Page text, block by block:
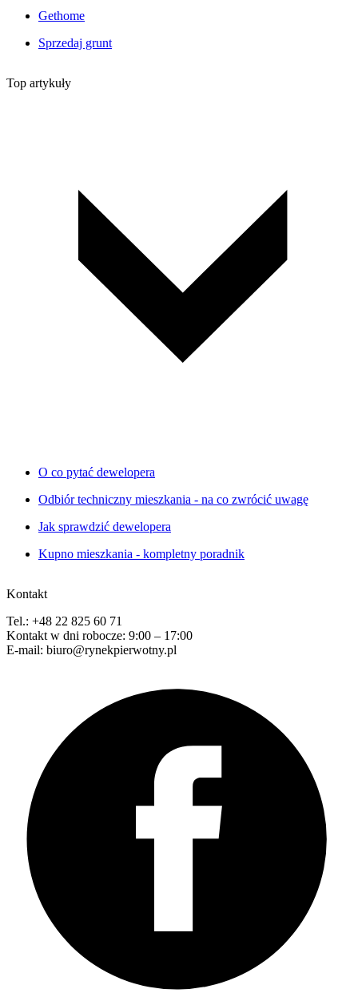
Gethome
Sprzedaj grunt
Top artykuły
O co pytać dewelopera
Odbiór techniczny mieszkania - na co zwrócić uwagę
Jak sprawdzić dewelopera
Kupno mieszkania - kompletny poradnik
Kontakt
Tel.: +48 22 825 60 71
Kontakt w dni robocze: 9:00 – 17:00
E-mail: biuro@rynekpierwotny.pl